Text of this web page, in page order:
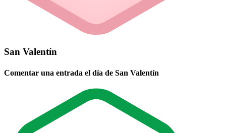
San Valentín
Comentar una entrada el día de San Valentín